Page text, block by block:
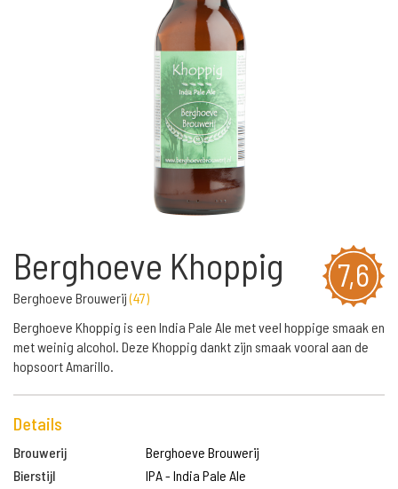
7,6
Berghoeve Khoppig
Berghoeve Brouwerij(47)
Berghoeve Khoppig is een India Pale Ale met veel hoppige smaak en
met weinig alcohol. Deze Khoppig dankt zijn smaak vooral aan de
hopsoort Amarillo.
Details
Brouwerij
Berghoeve Brouwerij
Bierstijl
IPA - India Pale Ale